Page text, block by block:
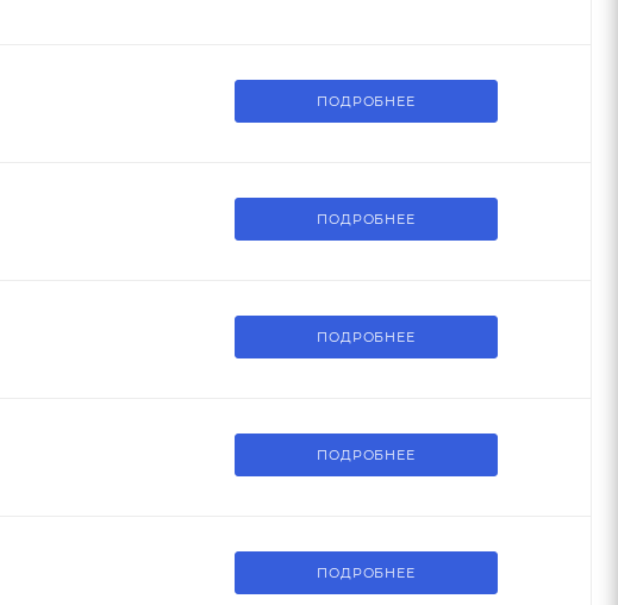
ПОДРОБНЕЕ
ПОДРОБНЕЕ
ПОДРОБНЕЕ
ПОДРОБНЕЕ
ПОДРОБНЕЕ